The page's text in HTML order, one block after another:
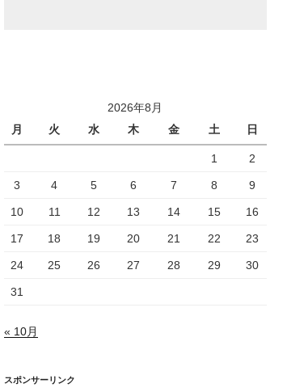
2026年8月
月
火 水 木 金 土 日
1 2
3 4 5 6 7 8 9
10 11 12 13 14 15 16
17 18 19 20 21 22 23
24 25 26 27 28 29 30
31
« 10月
スポンサーリンク